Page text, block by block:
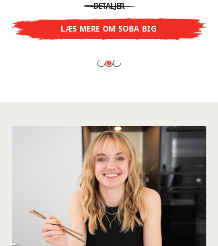
restaurantsmag – lige til at nyde derhjemme!
LÆS MERE
DETALJER
LÆS MERE OM SOBA BIG
DETALJER
LÆS MERE OM NISSIN RAMEN